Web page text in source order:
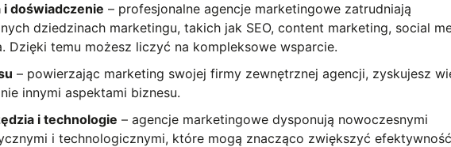
i doświadczenie – profesjonalne agencje marketingowe zatrudniają
dziedzinach marketingu, takich jak SEO, content marketing, social
Dzięki temu możesz liczyć na kompleksowe wsparcie.
– powierzając marketing swojej firmy zewnętrznej agencji, zyskujesz
innymi aspektami biznesu.
i technologie – agencje marketingowe dysponują nowoczesnymi
i technologicznymi, które mogą znacząco zwiększyć efektywność